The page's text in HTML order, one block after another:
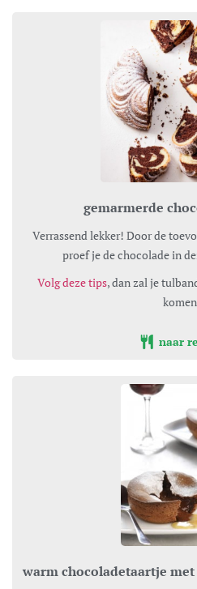
gemarmerde
Verrassend lekker! Door de toevoeging van frisse frambozen
proef je de chocolade in
Volg deze tips, dan zal je
naar
warm chocoladetaartje